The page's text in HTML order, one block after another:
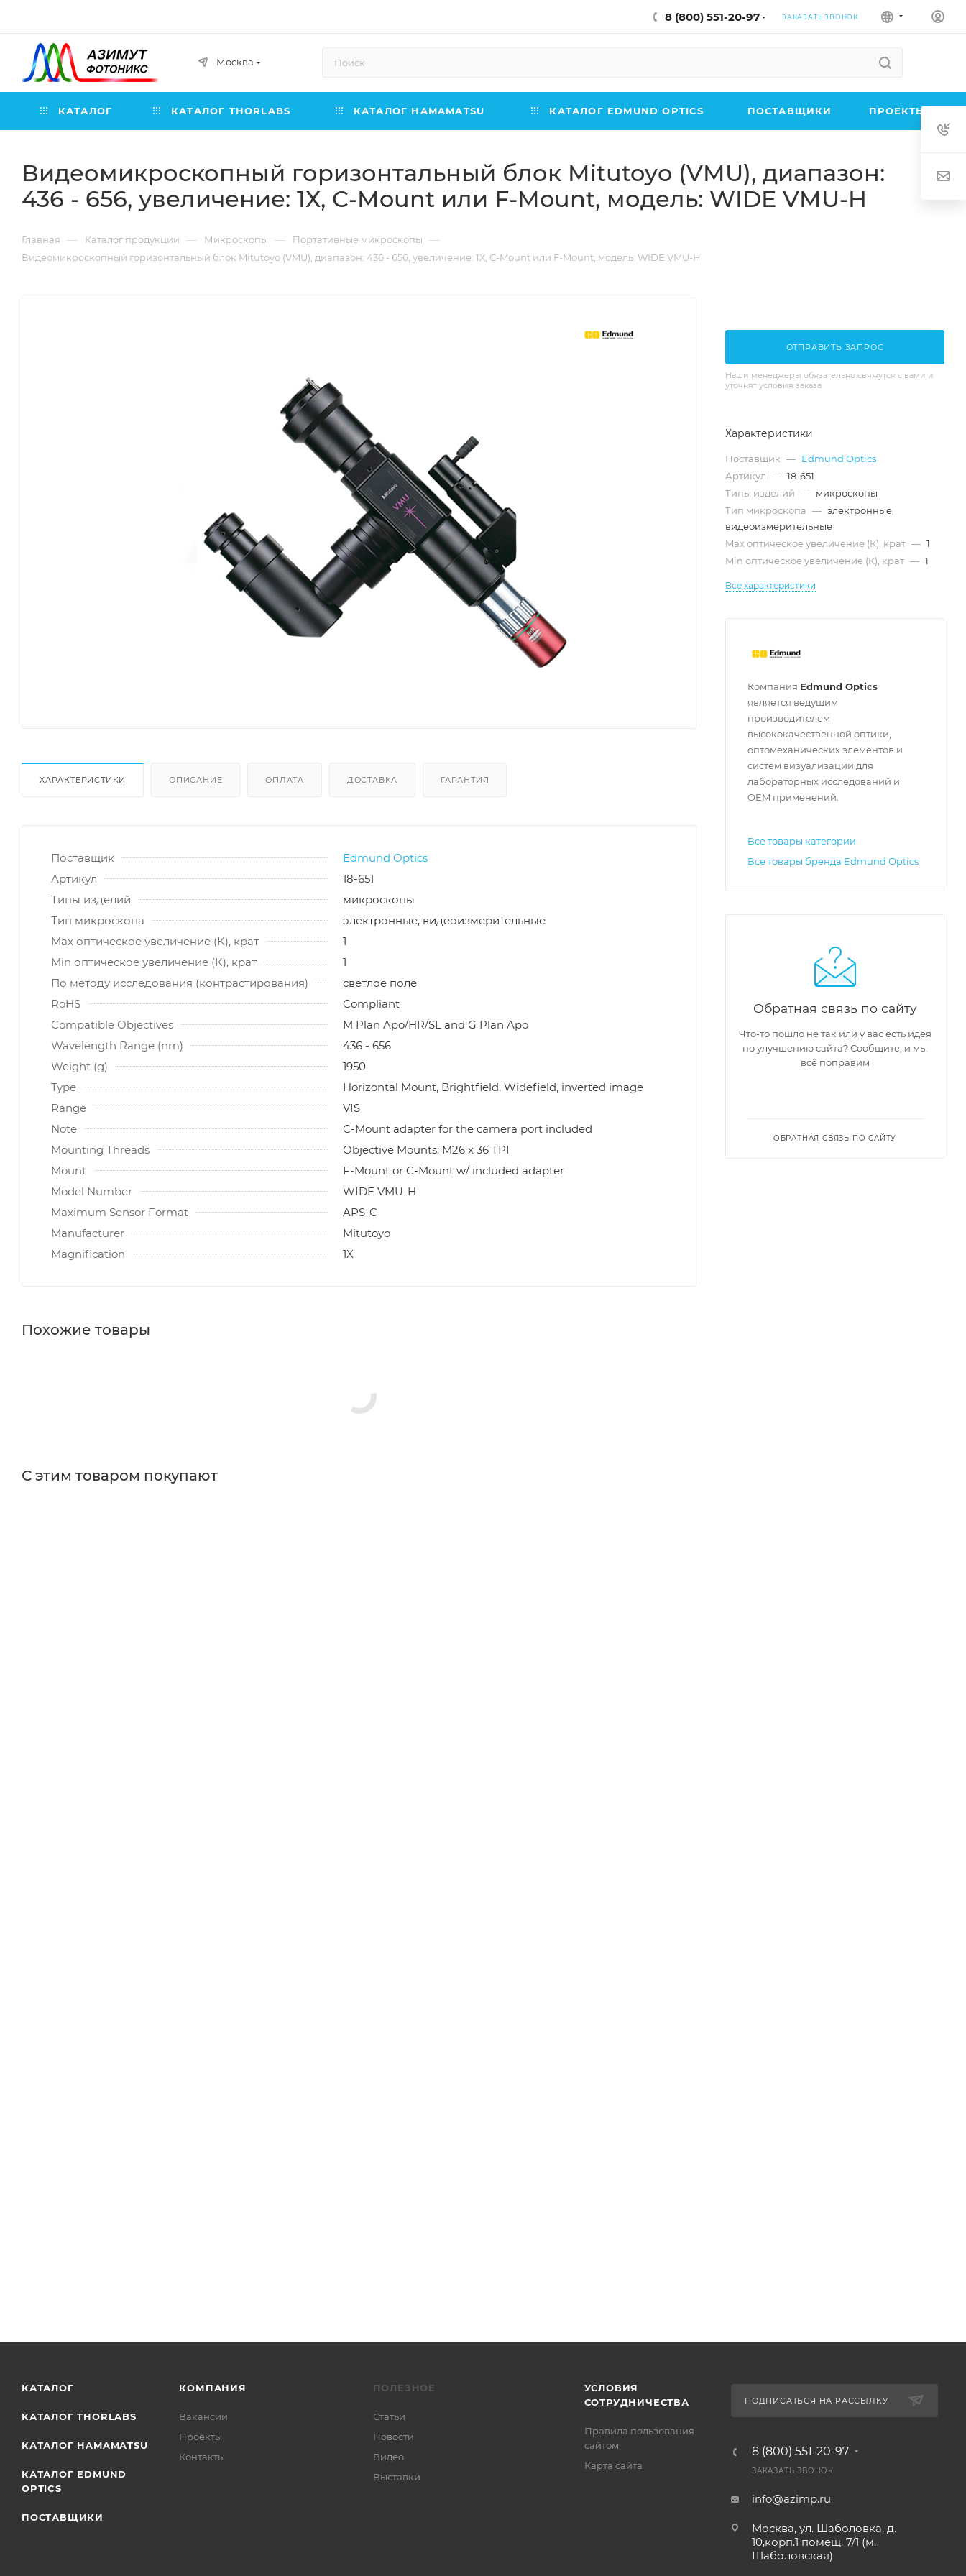
8 (800) 551-20-97 ЗАКАЗАТЬ ЗВОНОК
Москва
КАТАЛОГ КАТАЛОГ THORLABS КАТАЛОГ HAMAMATSU КАТАЛОГ EDMUND OPTICS ПОСТАВЩИКИ ПРОЕКТЫ
Видеомикроскопный горизонтальный блок Mitutoyo (VMU), диапазон:
436 - 656, увеличение: 1Х, C-Mount или F-Mount, модель: WIDE VMU-H
Главная — Каталог продукции — Микроскопы — Портативные микроскопы —
Видеомикроскопный горизонтальный блок Mitutoyo (VMU), диапазон: 436 - 656, увеличение: 1Х, C-Mount или F-Mount, модель: WIDE VMU-H
ХАРАКТЕРИСТИКИ ОПИСАНИЕ ОПЛАТА ДОСТАВКА ГАРАНТИЯ
Поставщик
Edmund Optics
Артикул
18-651
Типы изделий
микроскопы
Тип микроскопа
электронные, видеоизмерительные
Max оптическое увеличение (К), крат
1
Min оптическое увеличение (К), крат
1
По методу исследования (контрастирования)
светлое поле
RoHS
Compliant
Compatible Objectives
M Plan Apo/HR/SL and G Plan Apo
Wavelength Range (nm)
436 - 656
Weight (g)
1950
Type
Horizontal Mount, Brightfield, Widefield, inverted image
Range
VIS
Note
C-Mount adapter for the camera port included
Mounting Threads
Objective Mounts: M26 x 36 TPI
Mount
F-Mount or C-Mount w/ included adapter
Model Number
WIDE VMU-H
Maximum Sensor Format
APS-C
Manufacturer
Mitutoyo
Magnification
1X
Похожие товары
С этим товаром покупают
ОТПРАВИТЬ ЗАПРОС
Наши менеджеры обязательно свяжутся с вами и
уточнят условия заказа
Характеристики
Поставщик — Edmund Optics
Артикул — 18-651
Типы изделий — микроскопы
Тип микроскопа — электронные,
видеоизмерительные
Max оптическое увеличение (К), крат — 1
Min оптическое увеличение (К), крат — 1
Все характеристики
Компания Edmund Optics
является ведущим
производителем
высококачественной оптики,
оптомеханических элементов и
систем визуализации для
лабораторных исследований и
OEM применений.
Все товары категории
Все товары бренда Edmund Optics
Обратная связь по сайту
Что-то пошло не так или у вас есть идея
по улучшению сайта? Сообщите, и мы
всё поправим
ОБРАТНАЯ СВЯЗЬ ПО САЙТУ
КАТАЛОГ
КАТАЛОГ THORLABS
КАТАЛОГ HAMAMATSU
КАТАЛОГ EDMUND
OPTICS
ПОСТАВЩИКИ
КОМПАНИЯ
Вакансии
Проекты
Контакты
ПОЛЕЗНОЕ
Статьи
Новости
Видео
Выставки
УСЛОВИЯ
СОТРУДНИЧЕСТВА
Правила пользования
сайтом
Карта сайта
ПОДПИСАТЬСЯ НА РАССЫЛКУ
8 (800) 551-20-97
ЗАКАЗАТЬ ЗВОНОК
info@azimp.ru
Москва, ул. Шаболовка, д.
10,корп.1 помещ. 7/1 (м.
Шаболовская)